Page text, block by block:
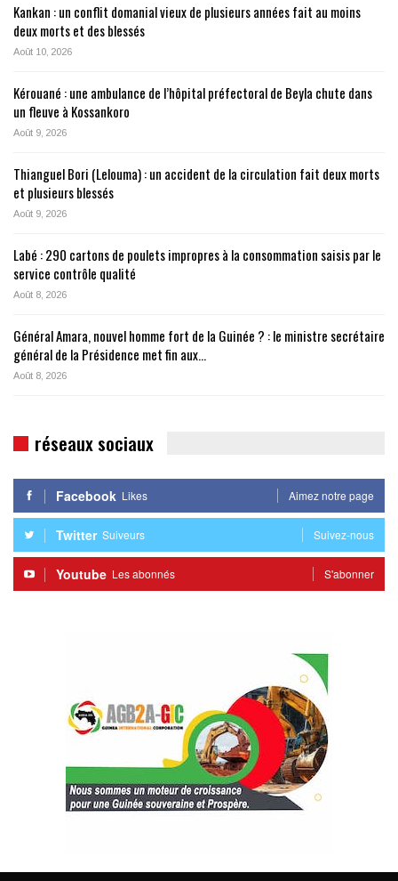
Kankan : un conflit domanial vieux de plusieurs années fait au moins
deux morts et des blessés
Août 10, 2026
Kérouané : une ambulance de l’hôpital préfectoral de Beyla chute dans
un fleuve à Kossankoro
Août 9, 2026
Thianguel Bori (Lelouma) : un accident de la circulation fait deux morts
et plusieurs blessés
Août 9, 2026
Labé : 290 cartons de poulets impropres à la consommation saisis par le
service contrôle qualité
Août 8, 2026
Général Amara, nouvel homme fort de la Guinée ? : le ministre secrétaire
général de la Présidence met fin aux…
Août 8, 2026
réseaux sociaux
Facebook Likes Aimez notre page
Twitter Suiveurs Suivez-nous
Youtube Les abonnés S'abonner